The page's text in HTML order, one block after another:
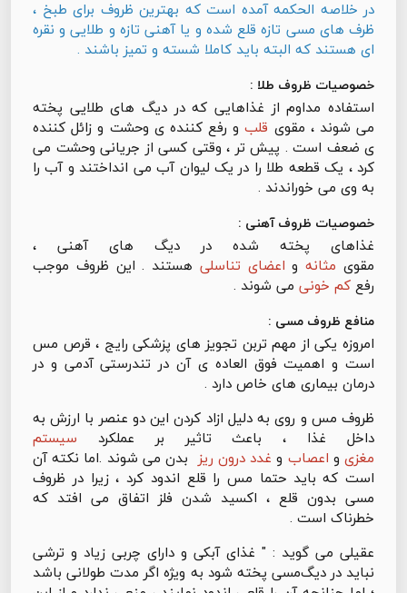
در خلاصه الحکمه آمده است که بهترین ظروف برای طبخ ،
ظرف های مسی تازه قلع شده و یا آهنی تازه و طلایی و نقره
ای هستند که البته باید کاملا شسته و تمیز باشند .
خصوصیات ظروف طلا :
استفاده مداوم از غذاهایی که در دیگ های طلایی پخته
می شوند ، مقوی قلبو رفع کننده ی وحشت و زائل کننده
ی ضعف است . پیش تر ، وقتی کسی از جریانی وحشت می
کرد ، یک قطعه طلا را در یک لیوان آب می انداختند و آب را
به وی می خوراندند .
خصوصیات ظروف آهنی :
غذاهای پخته شده در دیگ های آهنی ،
مقوی مثانه و اعضای تناسلی هستند . این ظروف موجب
رفعکم خونی می شوند .
منافع ظروف مسی :
امروزه یکی از مهم تربن تجویز های پزشکی رایج ، قرص مس
است و اهمیت فوق العاده ی آن در تندرستی آدمی و در
درمان بیماری های خاص دارد .
ظروف مس و روی به دلیل ازاد کردن این دو عنصر با ارزش به
داخل غذا ، باعث تاثیر بر عملکرد سیستم
مغزی و اعصاب و غدد درون ریز بدن می شوند .اما نکته آن
است که باید حتما مس را قلع اندود کرد ، زیرا در ظروف
مسی بدون قلع ، اکسید شدن فلز اتفاق می افتد که
خطرناک است .
عقیلی می گوید : " غذای آبکی و دارای چربی زیاد و ترشی
نباید در دیگ‌مسی پخته شود به ویژه اگر مدت طولانی باشد